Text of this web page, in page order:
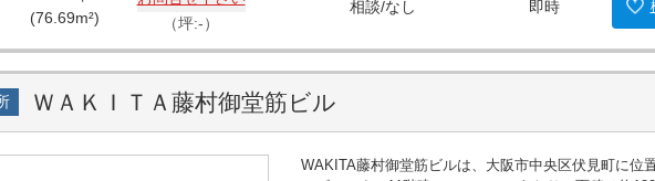
(76.69m²)
（坪:-）
相談/なし 即時
ＷＡＫＩＴＡ藤村御堂筋ビル
WAKITA藤村御堂筋ビルは、大阪市中央区伏見町に位